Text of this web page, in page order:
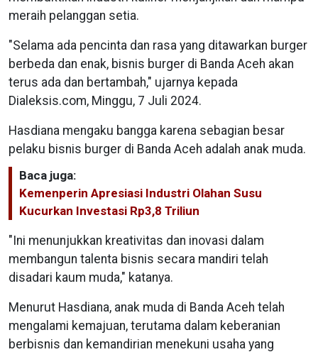
meraih pelanggan setia.
"Selama ada pencinta dan rasa yang ditawarkan burger
berbeda dan enak, bisnis burger di Banda Aceh akan
terus ada dan bertambah," ujarnya kepada
Dialeksis.com, Minggu, 7 Juli 2024.
Hasdiana mengaku bangga karena sebagian besar
pelaku bisnis burger di Banda Aceh adalah anak muda.
Baca juga:
Kemenperin Apresiasi Industri Olahan Susu
Kucurkan Investasi Rp3,8 Triliun
"Ini menunjukkan kreativitas dan inovasi dalam
membangun talenta bisnis secara mandiri telah
disadari kaum muda," katanya.
Menurut Hasdiana, anak muda di Banda Aceh telah
mengalami kemajuan, terutama dalam keberanian
berbisnis dan kemandirian menekuni usaha yang